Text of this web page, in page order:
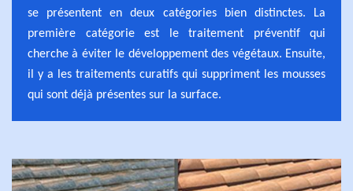
se présentent en deux catégories bien distinctes. La
première catégorie est le traitement préventif qui
cherche à éviter le développement des végétaux. Ensuite,
il y a les traitements curatifs qui suppriment les mousses
qui sont déjà présentes sur la surface.